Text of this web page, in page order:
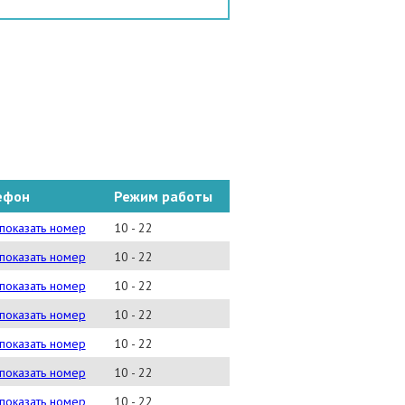
Режим работы
665-11-75номер
10 - 22
940-03-60номер
10 - 22
999-14-02номер
10 - 22
135-78-89номер
10 - 22
779-65-50номер
10 - 22
73-77номер
10 - 22
723-82-82номер
10 - 22